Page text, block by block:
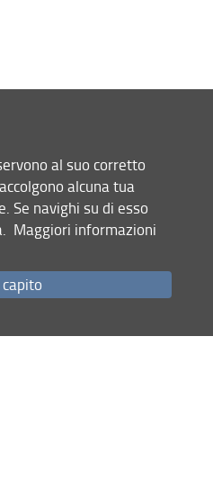
ultimo aggiornamento
21.01.2021
al suo corretto
alcuna tua
Se navighi su di esso
Maggiori informazioni
capito